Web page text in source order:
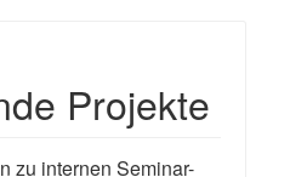
Projekte
zu internen Seminar-